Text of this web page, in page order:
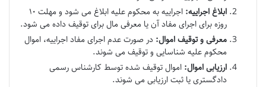
ابلاغ اجراییه:
اجراییه به محکوم علیه ابلاغ می شود و مهلت ۱۰
روزه برای اجرای مفاد آن یا معرفی مال برای توقیف داده می شود.
معرفی و توقیف اموال: در صورت عدم اجرای مفاد اجراییه، اموال
محکوم علیه شناسایی و توقیف می شوند.
ارزیابی اموال: اموال توقیف شده توسط کارشناس رسمی
دادگستری یا ثبت ارزیابی می شوند.